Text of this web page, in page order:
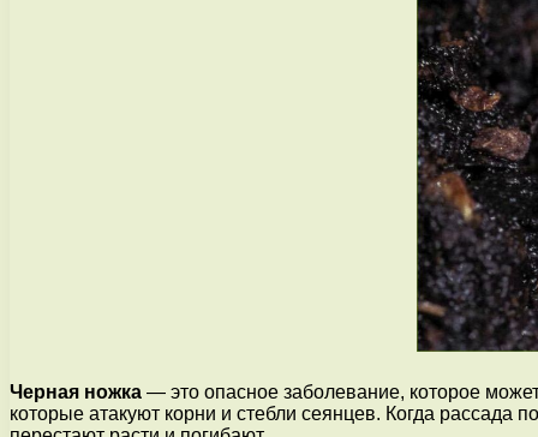
Черная ножка — это опасное заболевание, которое
которые атакуют корни и стебли сеянцев. Когда рассада